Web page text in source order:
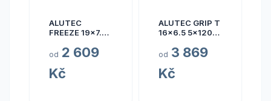
ALUTEC
FREEZE 19x7.5
od 2 609
Kč
ALUTEC GRIP T
16x6.5 5x120
od 3 869
Kč